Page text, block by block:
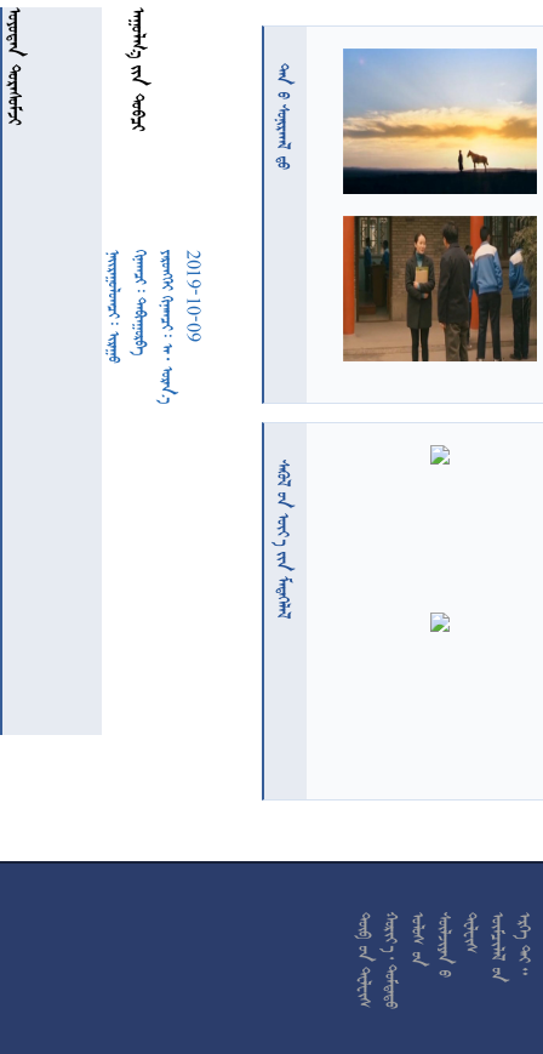
 
         2019-10-09
   
  










































































































